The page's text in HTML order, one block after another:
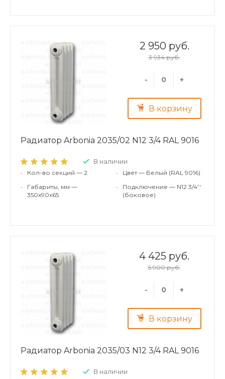
2 950 руб.
3 934 руб.
- +
В корзину
Радиатор Arbonia 2035/02 N12 3/4 RAL 9016
В наличии
•
Кол-во секций — 2
•
Габариты, мм —
350x90x65
•
Цвет — Белый (RAL 9016)
•
Подключение — N12 3/4''
(боковое)
4 425 руб.
5 900 руб.
- +
В корзину
Радиатор Arbonia 2035/03 N12 3/4 RAL 9016
В наличии